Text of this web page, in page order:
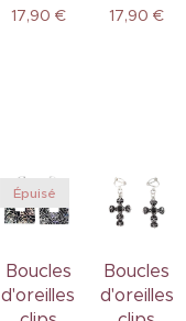
17,90 € 17,90 €
Boucles
d'oreilles
Épuisé
Boucles
d'oreilles